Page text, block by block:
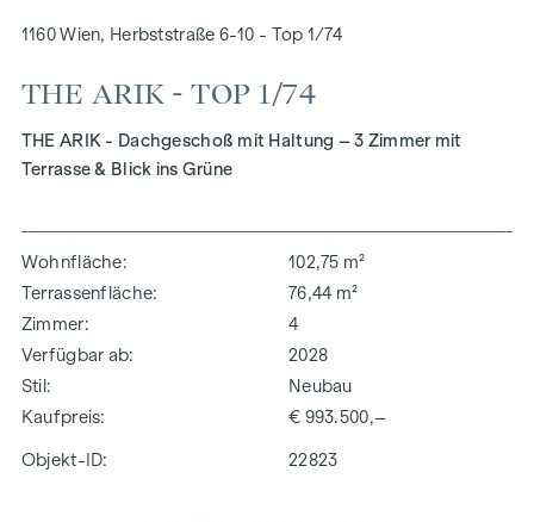
1160 Wien, Herbststraße 6-10 - Top 1/74
THE ARIK - TOP 1/74
THE ARIK - Dachgeschoß mit Haltung – 3 Zimmer mit
Terrasse & Blick ins Grüne
Wohnfläche
102,75 m²
Terrassenfläche
76,44 m²
Zimmer
4
Verfügbar ab
2028
Stil
Neubau
Kaufpreis
€ 993.500,–
Objekt-ID: 22823